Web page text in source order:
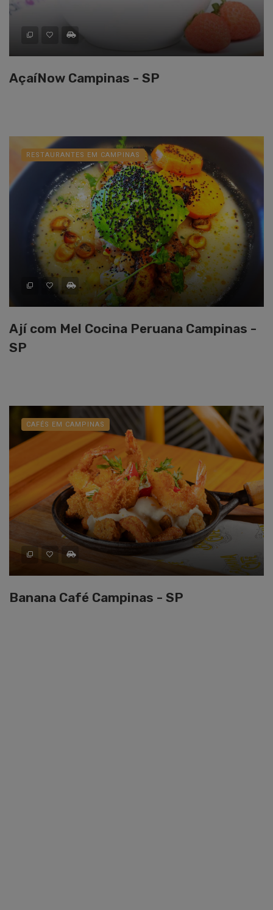
AçaíNow Campinas - SP
RESTAURANTES EM CAMPINAS
Ají com Mel Cocina Peruana Campinas -
SP
CAFÉS EM CAMPINAS
Banana Café Campinas - SP